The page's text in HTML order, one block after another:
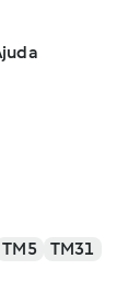
TM5 TM31